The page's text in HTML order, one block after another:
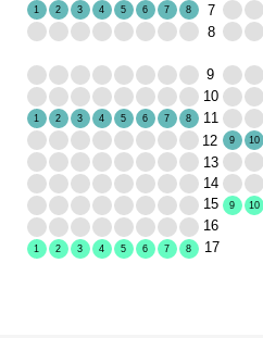
1 2 3 4 5 6 7 8
1 2 3 4 5 6 7
8
9
10
9 10
1 2 3 4 5 6 7 8
7
8
9
10
11
12
13
14
15
16
17